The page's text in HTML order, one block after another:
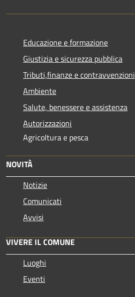
Educazione e formazione
Giustizia e sicurezza pubblica
Tributi,finanze e contravvenzioni
Ambiente
Salute, benessere e assistenza
Autorizzazioni
Agricoltura e pesca
NOVITÀ
Notizie
Comunicati
Avvisi
VIVERE IL COMUNE
Luoghi
Eventi